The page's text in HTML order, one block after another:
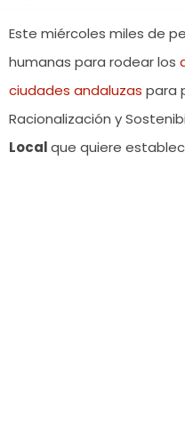
Este miércoles miles de
humanas para rodear los
ciudades andaluzas para
Racionalización y
Localque quiere